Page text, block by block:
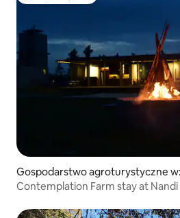
Gospodarstwo agroturystyczne
anahalli
Contemplation Farm stay at Nandi